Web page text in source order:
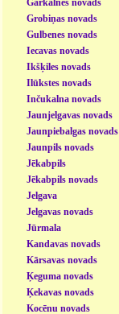
Garkalnes novads
Grobiņas novads
Gulbenes novads
Iecavas novads
Ikšķiles novads
Ilūkstes novads
Inčukalna novads
Jaunjelgavas novads
Jaunpiebalgas novads
Jaunpils novads
Jēkabpils
Jēkabpils novads
Jelgava
Jelgavas novads
Jūrmala
Kandavas novads
Kārsavas novads
Ķeguma novads
Ķekavas novads
Kocēnu novads